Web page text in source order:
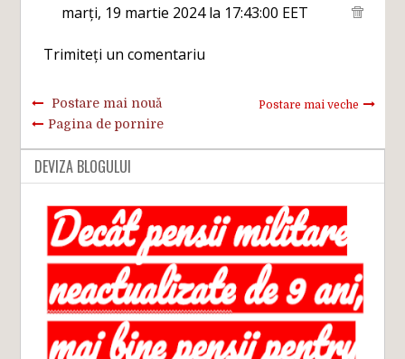
marți, 19 martie 2024 la 17:43:00 EET
Trimiteți un comentariu
Postare mai nouă Postare mai veche
Pagina de pornire
DEVIZA BLOGULUI